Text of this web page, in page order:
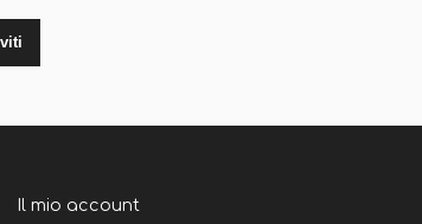
Il mio account